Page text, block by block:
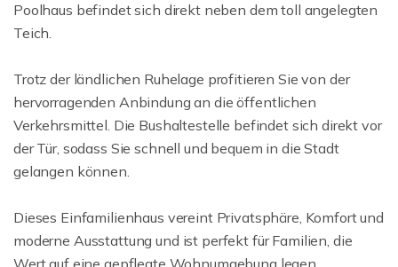
Poolhaus befindet sich direkt neben dem toll angelegten
Teich.
Trotz der ländlichen Ruhelage profitieren Sie von der
hervorragenden Anbindung an die öffentlichen
Verkehrsmittel. Die Bushaltestelle befindet sich direkt vor
der Tür, sodass Sie schnell und bequem in die Stadt
gelangen können.
Dieses Einfamilienhaus vereint Privatsphäre, Komfort und
moderne Ausstattung und ist perfekt für Familien, die
Wert auf eine gepflegte Wohnumgebung legen.